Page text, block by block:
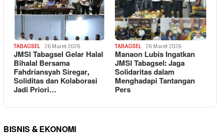
TABAGSEL 26 Maret 2026
JMSI Tabagsel Gelar Halal
Bihalal Bersama
Fahdriansyah Siregar,
Soliditas dan Kolaborasi
Jadi Priori…
TABAGSEL 26 Maret 2026
Manaon Lubis Ingatkan
JMSI Tabagsel: Jaga
Solidaritas dalam
Menghadapi Tantangan
Pers
BISNIS & EKONOMI